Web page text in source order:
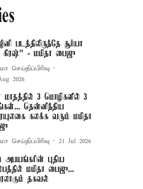
படத்திலிருந்தே சூர்யா
கிரஷ்" - மமிதா பைஜு
செய்திப்பிரிவு
2026
மாதத்தில் 3 மொழிகளில் 3
தென்னிந்திய
கலக்க வரும் மமிதா
செய்திப்பிரிவு 21 Jul 2026
அபயங்கரின் புதிய
மமிதா பைஜு...
தகவல்